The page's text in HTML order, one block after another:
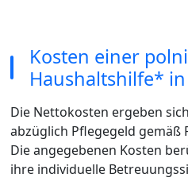
Kosten einer
Haushaltshilfe*
Die Nettokosten ergeben
abzüglich Pflegegeld gemäß
Die angegebenen Kosten
ihre individuelle